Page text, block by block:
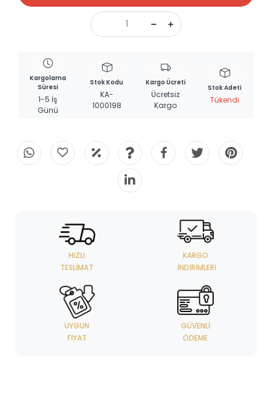
Kargolama
Süresi
1-5 İş
Günü
Stok Kodu
KA-
1000198
Kargo Ücreti
Ücretsiz
Kargo
Stok Adeti
Tükendi
HIZLI
TESLIMAT
KARGO
İNDIRIMLERI
UYGUN
FIYAT
GÜVENLI
ÖDEME